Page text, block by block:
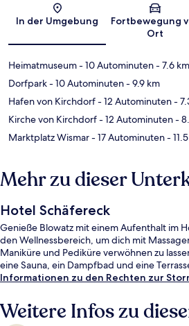
Karte
In der Umgebung
Fortbewegung
Ort
Heimatmuseum- 10 Autominuten- 7.6 km
Dorfpark- 10 Autominuten- 9.9 km
Hafen von Kirchdorf- 12 Autominuten-
Kirche von Kirchdorf- 12 Autominuten-
Marktplatz Wismar- 17 Autominuten-
Mehr zu dieser
Hotel Schäfereck
Genieße Blowatz mit einem Aufenthalt im
den Wellnessbereich, um dich mit
Maniküre und Pediküre verwöhnen zu
eine Sauna, ein Dampfbad und eine
Informationen zu den Rechten zur
Weitere Infos zu